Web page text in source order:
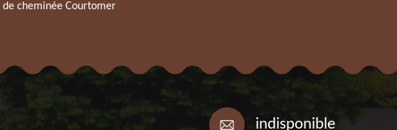
de cheminée Courtomer
indisponible